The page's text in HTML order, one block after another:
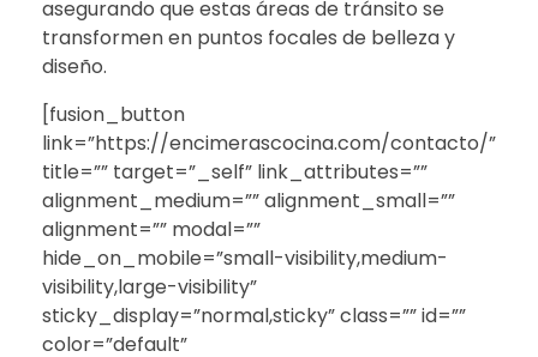
asegurando que estas áreas de tránsito se
transformen en puntos focales de belleza y
diseño.
[fusion_button
link=”https://encimerascocina.com/contacto/”
title=”” target=”_self” link_attributes=””
alignment_medium=”” alignment_small=””
alignment=”” modal=””
hide_on_mobile=”small-visibility,medium-
visibility,large-visibility”
sticky_display=”normal,sticky” class=”” id=””
color=”default”